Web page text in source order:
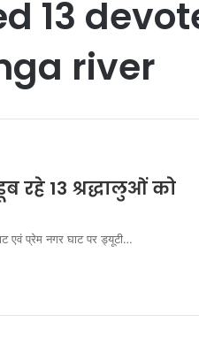
13
river
रहे 13 श्रद्धालुओं को
एवं प्रेम नगर घाट पर ड्यूटी…